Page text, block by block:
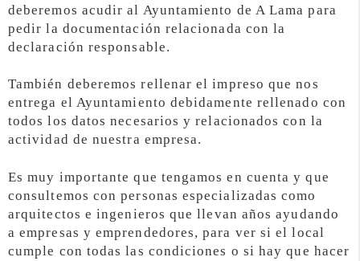
deberemos acudir al Ayuntamiento de A Lama para
pedir la documentación relacionada con la
declaración responsable.
También deberemos rellenar el impreso que nos
entrega el Ayuntamiento debidamente rellenado con
todos los datos necesarios y relacionados con la
actividad de nuestra empresa.
Es muy importante que tengamos en cuenta y que
consultemos con personas especializadas como
arquitectos e ingenieros que llevan años ayudando
a empresas y emprendedores, para ver si el local
cumple con todas las condiciones o si hay que hacer